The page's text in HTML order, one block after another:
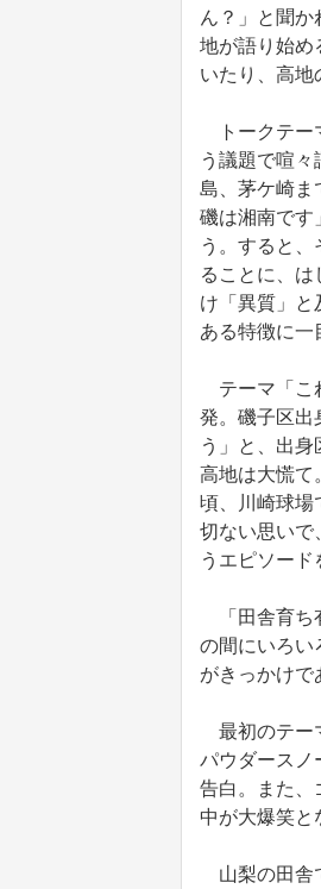
ん？」と聞
地が語り始め
いたり、高地
トークテー
う議題で喧
島、茅ケ崎ま
磯は湘南です
う。すると
ることに、
け「異質」と
ある特徴に一
テーマ「こ
発。磯子区出
う」と、出
高地は大慌て
頃、川崎球場
切ない思いで
うエピソード
「田舎育ち
の間にいろい
がきっかけで
最初のテー
パウダースノ
告白。また、
中が大爆笑と
山梨の田舎